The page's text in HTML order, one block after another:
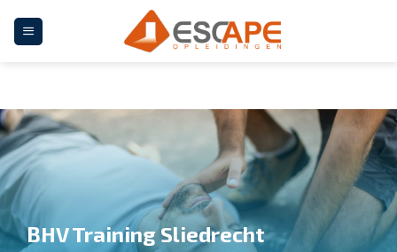
naar
BHV Training Sliedrecht